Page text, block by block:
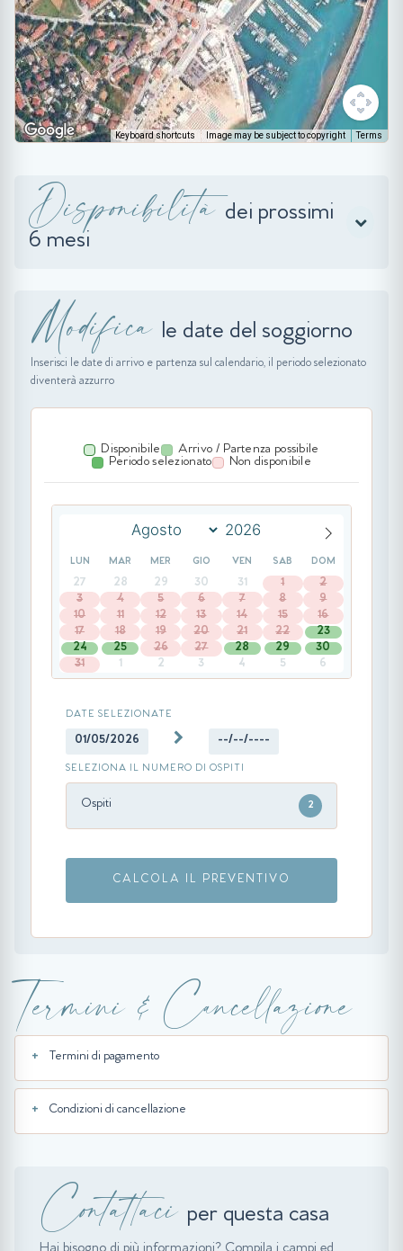
Keyboard shortcuts Image may be subject to copyright Terms
Disponibilità dei prossimi
6 mesi
Modifica le date del soggiorno
Inserisci le date di arrivo e partenza sul calendario, il periodo selezionato
diventerà azzurro
Disponibile
Arrivo / Partenza possibile
Periodo selezionato
Non disponibile
LUN MAR MER GIO VEN SAB DOM
27 28 29 30 31 1
2
3
4 5 6 7 8
9
10
11 12 13 14 15
16
17
18 19 20 21 22
23
24
25 26 27 28 29
30
31
1 2 3 4 5 6
DATE SELEZIONATE
01/05/2026 --/--/----
SELEZIONA IL NUMERO DI OSPITI
Ospiti 2
CALCOLA IL PREVENTIVO
Termini & Cancellazione
Termini di pagamento
Condizioni di cancellazione
Contattaci per questa casa